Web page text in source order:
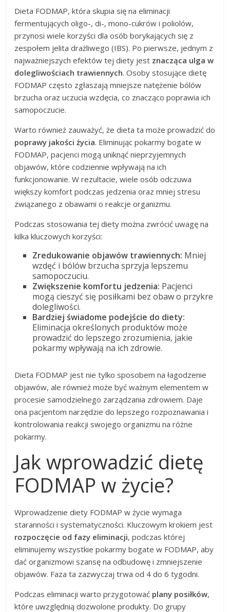
Dieta FODMAP, która skupia się na eliminacji
fermentujących oligo-, di-, mono-cukrów i poliolów,
przynosi wiele korzyści dla osób borykających się z
zespołem jelita drażliwego (IBS). Po pierwsze, jednym z
najważniejszych efektów tej diety jest znacząca ulga w
dolegliwościach trawiennych. Osoby stosujące dietę
FODMAP często zgłaszają mniejsze natężenie bólów
brzucha oraz uczucia wzdęcia, co znacząco poprawia ich
samopoczucie.
Warto również zauważyć, że dieta ta może prowadzić do
poprawy jakości życia. Eliminując pokarmy bogate w
FODMAP, pacjenci mogą uniknąć nieprzyjemnych
objawów, które codziennie wpływają na ich
funkcjonowanie. W rezultacie, wiele osób odczuwa
większy komfort podczas jedzenia oraz mniej stresu
związanego z obawami o reakcje organizmu.
Podczas stosowania tej diety można zwrócić uwagę na
kilka kluczowych korzyści:
Zredukowanie objawów trawiennych: Mniej
wzdęć i bólów brzucha sprzyja lepszemu
samopoczuciu.
Zwiększenie komfortu jedzenia: Pacjenci
mogą cieszyć się posiłkami bez obaw o przykre
dolegliwości.
Bardziej świadome podejście do diety:
Eliminacja określonych produktów może
prowadzić do lepszego zrozumienia, jakie
pokarmy wpływają na ich zdrowie.
Dieta FODMAP jest nie tylko sposobem na łagodzenie
objawów, ale również może być ważnym elementem w
procesie samodzielnego zarządzania zdrowiem. Daje
ona pacjentom narzędzie do lepszego rozpoznawania i
kontrolowania reakcji swojego organizmu na różne
pokarmy.
Jak wprowadzić dietę
FODMAP w życie?
Wprowadzenie diety FODMAP w życie wymaga
staranności i systematyczności. Kluczowym krokiem jest
rozpoczęcie od fazy eliminacji, podczas której
eliminujemy wszystkie pokarmy bogate w FODMAP, aby
dać organizmowi szansę na odbudowę i zmniejszenie
objawów. Faza ta zazwyczaj trwa od 4 do 6 tygodni.
Podczas eliminacji warto przygotować plany posiłków,
które uwzględnią dozwolone produkty. Do grupy